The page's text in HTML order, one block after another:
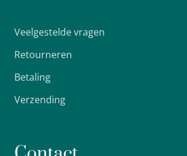
Veelgestelde vragen
Retourneren
Betaling
Verzending